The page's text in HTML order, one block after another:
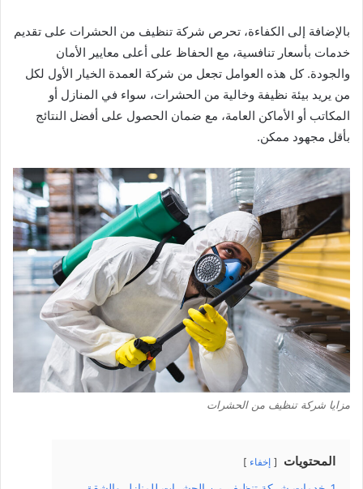
بالإضافة إلى الكفاءة، تحرص شركة تنظيف من الحشرات على تقديم
خدمات بأسعار تنافسية، مع الحفاظ على أعلى معايير الأمان
والجودة. كل هذه العوامل تجعل من شركة العمدة الخيار الأول لكل
من يريد بيئة نظيفة وخالية من الحشرات، سواء في المنازل أو
المكاتب أو الأماكن العامة، مع ضمان الحصول على أفضل النتائج
بأقل مجهود ممكن.
مزايا شركة تنظيف من الحشرات
المحتويات إخفاء